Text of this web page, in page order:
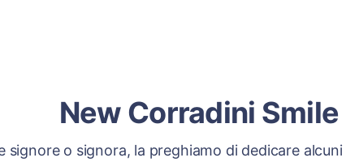
New Corradini Smile
signore o signora, la preghiamo di dedicare